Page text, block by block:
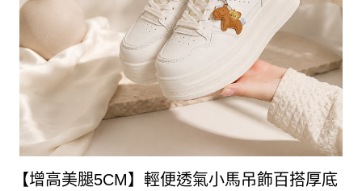
【增高美腿5CM】輕便透氣小馬吊飾百搭厚底